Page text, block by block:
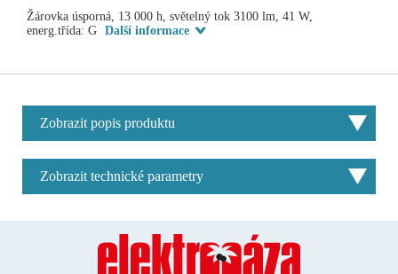
Žárovka úsporná, 13 000 h, světelný tok 3100 lm, 41 W,
energ.třída: G Další informace
Zobrazit popis produktu
Zobrazit technické parametry